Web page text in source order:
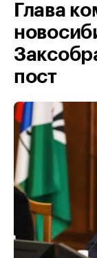
Глава
пост